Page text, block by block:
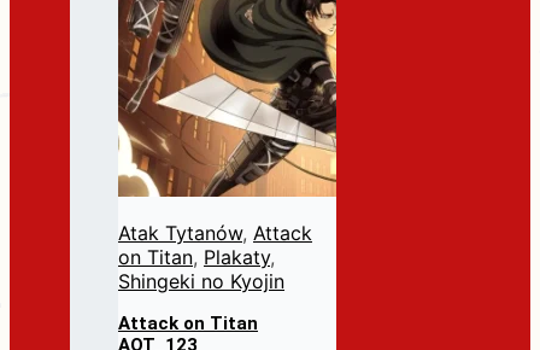
Atak Tytanów, Attack
on Titan, Plakaty,
Shingeki no Kyojin
Attack on Titan
AOT_123